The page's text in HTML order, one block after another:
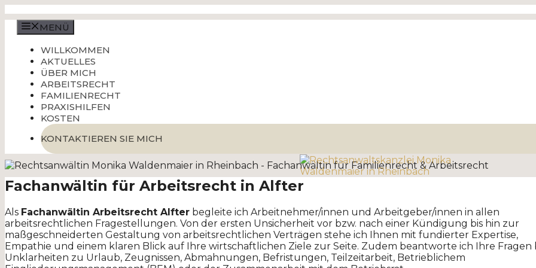
Inhalt
springenMENÜ
WILLKOMMEN
AKTUELLES
ÜBER MICH
ARBEITSRECHT
FAMILIENRECHT
PRAXISHILFEN
KOSTEN
KONTAKTIEREN SIE MICH
Fachanwältin für Arbeitsrecht in Alfter
Als Fachanwältin Arbeitsrecht Alfter begleite ich Arbeitnehmer/innen und Arbeitgeber/innen in allen
arbeitsrechtlichen Fragestellungen. Von der ersten Unsicherheit vor bzw. nach einer Kündigung bis hin zur
maßgeschneiderten Gestaltung von arbeitsrechtlichen Verträgen stehe ich Ihnen mit fundierter Expertise,
Empathie und einem klaren Blick auf Ihre wirtschaftlichen Ziele zur Seite. Zudem beantworte ich Ihre Fragen
Unklarheiten zu Urlaub, Zeugnissen, Abmahnungen, Befristungen, Teilzeitarbeit, Betrieblichem